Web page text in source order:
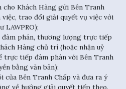
Khách Hàng gửi Bên Tranh
việc, trao đổi giải quyết vụ việc với
LAWPRO);
phán, thương lượng trực tiếp
Hàng chủ trì (hoặc nhận uỷ
trực tiếp đàm phán với Bên Tranh
bằng văn bản);
của Bên Tranh Chấp và đưa ra ý